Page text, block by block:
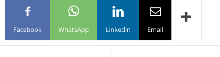
Facebook WhatsApp Linkedin Email